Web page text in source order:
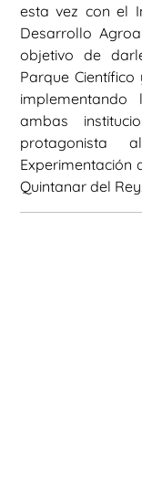
esta vez con el
Desarrollo
objetivo de
Parque
ambas
protagonista
Experimentación
Quintanar del Rey.